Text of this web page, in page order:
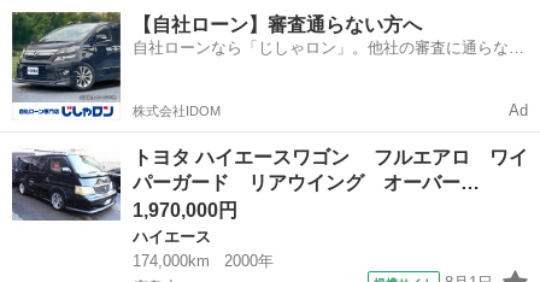
ドハンドル ディー
ゼルターボ ナビ
ＥＴＣ ワイドスラ
イドヒンジ （な
し）
０ ＴＶナビ Ｂｌ
ｕｅｔｏｏｔｈ デ
ジタルインナーミラ
ア ダブルエアコ
オートライト （検
10.6）
【自社ローン】審査通らない方へ
自社ローンなら「じしゃロン」。他社の審査に通らなか
株式会社IDOM Ad
トヨタ ハイエースワゴン フルエアロ ワイ
パーガード リアウイング オーバー…
1,970,000円
ハイエース
174,000km
2000年